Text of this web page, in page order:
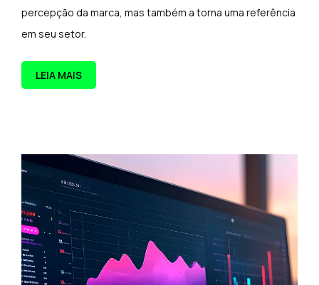
percepção da marca, mas também a torna uma referência
em seu setor.
LEIA MAIS